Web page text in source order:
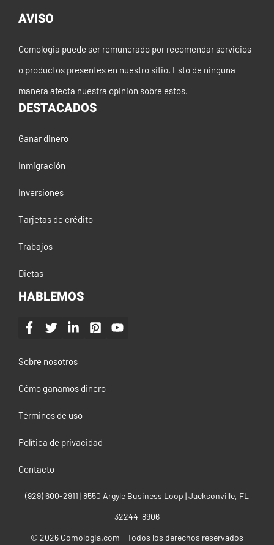
AVISO
Comologia puede ser remunerado por recomendar servicios
o productos presentes en nuestro sitio. Esto de ninguna
manera afecta nuestra opinion sobre estos.
DESTACADOS
Ganar dinero
Inmigración
Inversiones
Tarjetas de crédito
Trabajos
Dietas
HABLEMOS
Sobre nosotros
Cómo ganamos dinero
Términos de uso
Política de privacidad
Contacto
(929) 600-2911‬ | 8550 Argyle Business Loop | Jacksonville, FL
32244-8906
© 2026 Comologia.com - Todos los derechos reservados